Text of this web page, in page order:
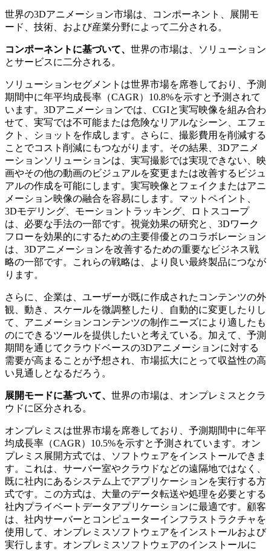
世界の3Dアニメーション市場は、コンポーネント、展開モ
ード、技術、および産業分野によって二分される。
コンポーネントに基づいて、 世界の市場は、ソリューション
とサービスに二分される。
ソリューションセグメントは世界市場を席巻しており、予測
期間中に年平均成長率（CAGR）10.8%を示すと予測されて
います。3Dアニメーションでは、CGIと実写映像を組み合わ
せて、実写では不可能または危険なリアルなシーン、エフェ
クト、ショットを作成します。さらに、撮影費用を削減する
ことでコスト削減にもつながります。その結果、3Dアニメ
ーションソリューションは、実写撮影では実現できない、映
画やその他の動画のビジュアルを変更または改善するビジュ
アルの作成を可能にします。実写映像とフェイクまたはアニ
メーション映像の融合を容易にします。マットペイント、
3Dモデリング、モーショントラッキング、ロトスコープ
は、必要な手法の一部です。視覚効果の研究と、3Dワーク
フローを効果的にするための主要俳優とのコラボレーション
は、3Dアニメーションを改善するための重要なビジネス戦
略の一部です。これらの戦略は、より良い最終製品につなが
ります。
さらに、企業は、ユーザーが既に作成されたコンテンツの外
観、動き、スケールを微調整したり、自動的に変更したりし
て、アニメーションコンテンツの制作ニーズにより適したも
のにできるツールを提供したいと考えている。加えて、予測
期間を通じてクラウドベースの3Dアニメーションに対する
需要が高まることが予想され、市場拡大にとって収益性の高
い見通しとなるだろう。
展開モードに基づいて、 世界の市場は、オンプレミスとクラ
ウドに区分される。
オンプレミスは世界市場を席巻しており、予測期間中に年平
均成長率（CAGR）10.5%を示すと予測されています。オン
プレミス展開方式では、ソフトウェアをインストールできま
す。これは、サーバー室やクラウドなどの遠隔地ではなく、
既に社内にあるシステム上でアプリケーションを実行する方
式です。この方式は、大量のデータ転送や処理を必要とする
社内プライベートデータアプリケーションに最適です。顧客
は、社内サーバーとコンピューターインフラストラクチャを
使用して、オンプレミスソフトウェアをインストールおよび
実行します。オンプレミスソフトウェアのインストールに